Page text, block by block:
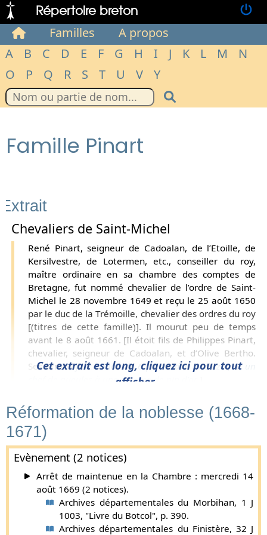
Répertoire breton
Familles
A propos
A
B C D E F G H I J K L M
N
O
P Q R S T U V Y
Famille Pinart
Extrait
Chevaliers de Saint-Michel
René Pinart, seigneur de Cadoalan, de l’Etoille, de
Kersilvestre, de Lotermen, etc., conseiller du roy,
maître ordinaire en sa chambre des comptes de
Bretagne, fut nommé chevalier de l’ordre de Saint-
Michel le 28 novembre 1649 et reçu le 25 août 1650
par le duc de la Trémoille, chevalier des ordres du roy
[(titres de cette famille)]. Il mourut peu de temps
avant le 8 août 1661. [Il étoit fils de Philippes Pinart,
chevalier, seigneur de Cadoalan, et d’Olive Bertho.
Ses armesfascé ondé de 6 pièces d’or et d’azur, et un
chef de gueules à une pomme de pin d’or
Boisgelin, fille de Pierre, seigneur du Boisgelin, de
Kerdouvart, de Kergoadou, etc., et de Moricette de
Kernec’hriou.
Supplément par Gaston de Carné (plus d'infos).
François Pinart, seigneur de Cadoalan, de l’Etoille, de
Lotermen, et de la châtellenie de Kersilvestre, etc.,
né vers l’an 1638, fut nommé chevalier de l’ordre de
Saint-Michel le 8 mars 1663 et reçu le 16 du même
mois par le maréchal duc de la Meilleraye, chevalier
des ordres du roy [(titres de cette famille). Il vivoit
Cet extrait est long, cliquez ici pour tout
afficher...
Réformation de la noblesse (1668-
1671)
Evènement (2 notices)
Arrêt de maintenue en la Chambre : mercredi 14
août 1669 (2 notices).
Archives départementales du Morbihan, 1 J
1003, "Livre du Botcol", p. 390.
Archives départementales du Finistère, 32 J